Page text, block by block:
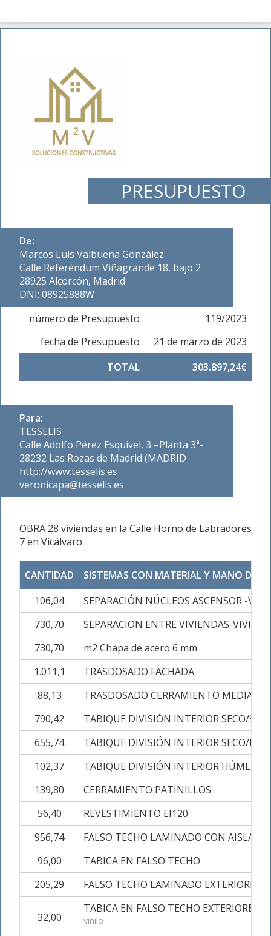
PRESUPUESTO
De:
Marcos Luis Valbuena González
Calle Referéndum Viñagrande 18, bajo 2
28925 Alcorcón, Madrid
DNI: 08925888W
número de Presupuesto
119/2023
fecha de Presupuesto
21 de marzo de 2023
TOTAL
303.897,24€
Para:
TESSELIS
Calle Adolfo Pérez Esquivel, 3 –Planta 3ª-
28232 Las Rozas de Madrid (MADRID
http://www.tesselis.es
veronicapa@tesselis.es
OBRA 28 viviendas en la Calle Horno de Labradores
7 en Vicálvaro.
CANTIDAD
SISTEMAS CON MATERIAL Y MANO DE
106,04
SEPARACIÓN NÚCLEOS ASCENSOR -
730,70
SEPARACION ENTRE VIVIENDAS-
730,70
m2 Chapa de acero 6 mm
1.011,1
TRASDOSADO FACHADA
88,13
TRASDOSADO CERRAMIENTO
790,42
TABIQUE DIVISIÓN INTERIOR SECO/
655,74
TABIQUE DIVISIÓN INTERIOR SECO/
102,37
TABIQUE DIVISIÓN INTERIOR
139,80
CERRAMIENTO PATINILLOS
56,40
REVESTIMIENTO EI120
956,74
FALSO TECHO LAMINADO CON
96,00
TABICA EN FALSO TECHO
205,29
FALSO TECHO LAMINADO EXTERIORES
32,00
TABICA EN FALSO TECHO EXTERIORES
vinilo